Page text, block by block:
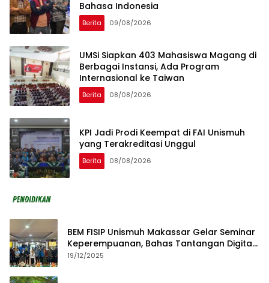
Bahasa Indonesia
Berita 09/08/2026
UMSi Siapkan 403 Mahasiswa Magang di
Berbagai Instansi, Ada Program
Internasional ke Taiwan
Berita 08/08/2026
KPI Jadi Prodi Keempat di FAI Unismuh
yang Terakreditasi Unggul
Berita 08/08/2026
BEM FISIP Unismuh Makassar Gelar Seminar
Keperempuanan, Bahas Tantangan Digital
dan Budaya Lokal
19/12/2025